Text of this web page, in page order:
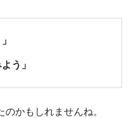
う」
のかもしれませんね。